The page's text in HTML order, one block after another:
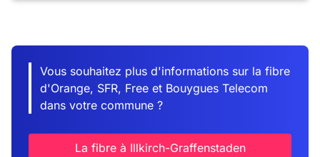
Vous souhaitez plus d'informations sur la fibre
d'Orange, SFR, Free et Bouygues Telecom
dans votre commune ?
La fibre à Illkirch-Graffenstaden